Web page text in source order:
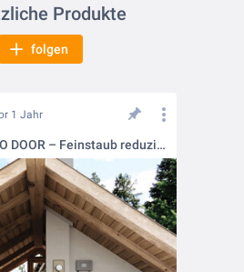
Produkte
folgen
1 Jahr
Schiedel ePURO DOOR – Feinstaub reduzieren, ganz einfach nachrüsten! 🍃